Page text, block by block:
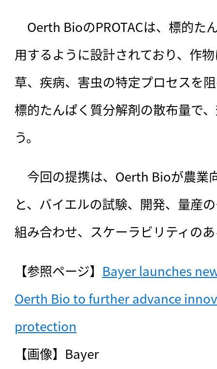
Oerth BioのPROTACは、標的た
用するように設計されており、作
草、疾病、害虫の特定プロセスを
標的たんぱく質分解剤の散布量で
う。
今回の提携は、Oerth Bioが農業
と、バイエルの試験、開発、量産
組み合わせ、スケーラビリティの
【参照ページ】 Bayer launches
Oerth Bio to further advance
protection
【画像】Bayer